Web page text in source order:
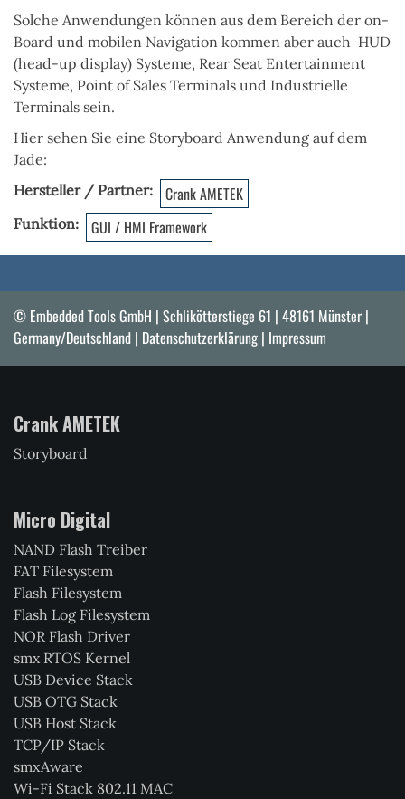
Solche Anwendungen können aus dem Bereich der on-
Board und mobilen Navigation kommen aber auch HUD
(head-up display) Systeme, Rear Seat Entertainment
Systeme, Point of Sales Terminals und Industrielle
Terminals sein.
Hier sehen Sie eine Storyboard Anwendung auf dem
Jade:
Hersteller / Partner
Crank AMETEK
Funktion GUI / HMI Framework
© Embedded Tools GmbH | Schlikötterstiege 61 | 48161 Münster |
Germany/Deutschland | Datenschutzerklärung | Impressum
Crank AMETEK
Storyboard
Micro Digital
NAND Flash Treiber
FAT Filesystem
Flash Filesystem
Flash Log Filesystem
NOR Flash Driver
smx RTOS Kernel
USB Device Stack
USB OTG Stack
USB Host Stack
TCP/IP Stack
smxAware
Wi-Fi Stack 802.11 MAC